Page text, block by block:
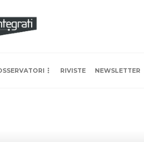
RIVISTE NEWSLETTER